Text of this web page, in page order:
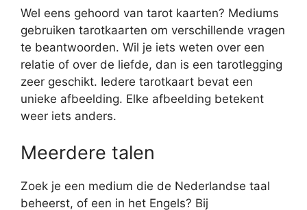
Wel eens gehoord van tarot kaarten? Mediums
gebruiken tarotkaarten om verschillende vragen
te beantwoorden. Wil je iets weten over een
relatie of over de liefde, dan is een tarotlegging
zeer geschikt. Iedere tarotkaart bevat een
unieke afbeelding. Elke afbeelding betekent
weer iets anders.
Meerdere talen
Zoek je een medium die de Nederlandse taal
beheerst, of een in het Engels? Bij